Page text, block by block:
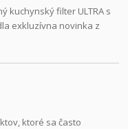
kuchynský filter ULTRA s
exkluzívna novinka z
ktoré sa často